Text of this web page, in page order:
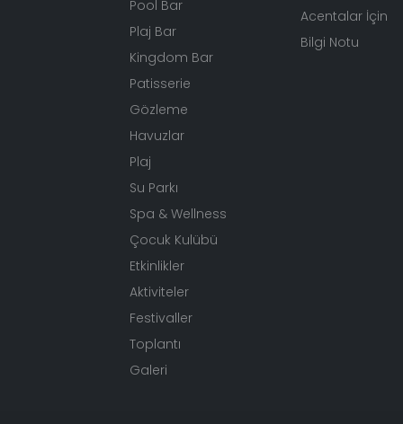
Pool Bar
Plaj Bar
Kingdom Bar
Patisserie
Gözleme
Havuzlar
Plaj
Su Parkı
Spa & Wellness
Çocuk Kulübü
Etkinlikler
Aktiviteler
Festivaller
Toplantı
Galeri
Acentalar İçin
Bilgi Notu